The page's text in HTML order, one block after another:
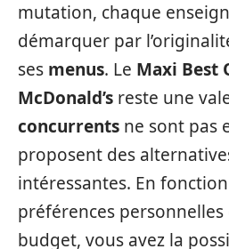
mutation, chaque
démarquer par
ses menus. Le Maxi Best
McDonald’s reste une
concurrents ne sont pas
proposent des
intéressantes. En
préférences
budget, vous avez la